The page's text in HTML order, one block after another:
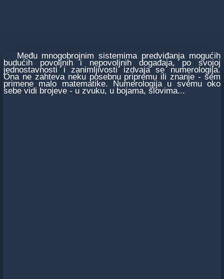
Među mnogobrojnim sistemima predviđanja mogućih
budućih povoljnih i nepovoljnih događaja, po svojoj
jednostavnosti i zanimljivosti izdvaja se numerologija.
Ona ne zahteva neku posebnu pripremu ili znanje - sem
primene malo matematike. Numerologija u svemu oko
sebe vidi brojeve - u zvuku, u bojama, slovima...